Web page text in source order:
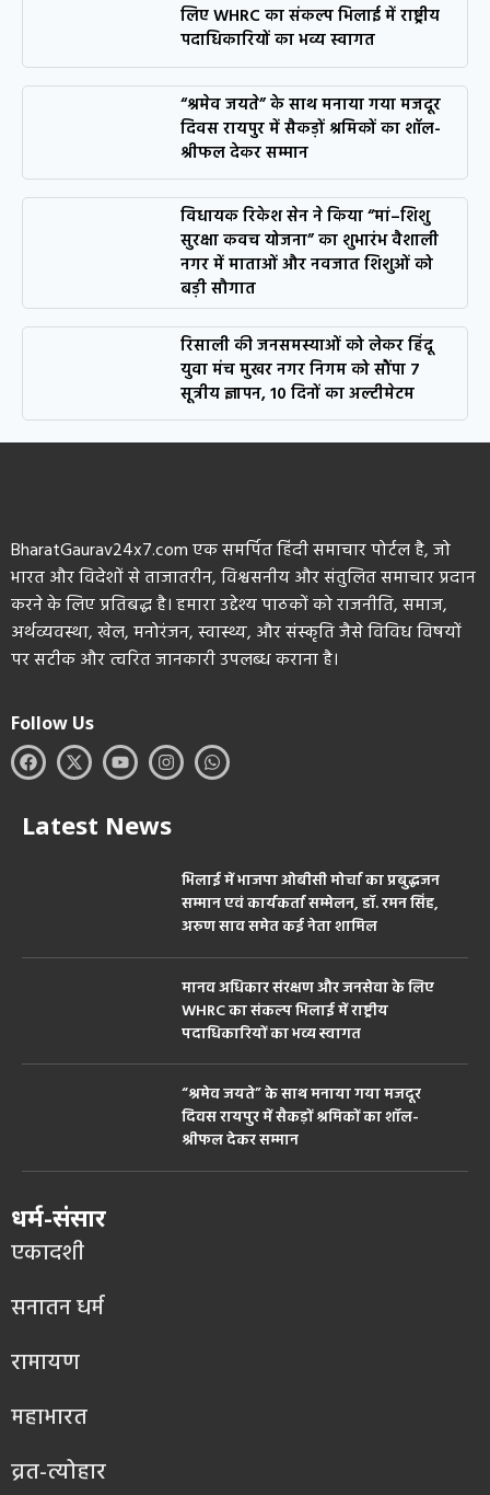
लिए WHRC का संकल्प भिलाई में राष्ट्रीय
पदाधिकारियों का भव्य स्वागत
“श्रमेव जयते” के साथ मनाया गया मजदूर
दिवस रायपुर में सैकड़ों श्रमिकों का शॉल-
श्रीफल देकर सम्मान
विधायक रिकेश सेन ने किया “मां–शिशु
सुरक्षा कवच योजना” का शुभारंभ वैशाली
नगर में माताओं और नवजात शिशुओं को
बड़ी सौगात
रिसाली की जनसमस्याओं को लेकर हिंदू
युवा मंच मुखर नगर निगम को सौंपा 7
सूत्रीय ज्ञापन, 10 दिनों का अल्टीमेटम
BharatGaurav24x7.com एक समर्पित हिंदी समाचार पोर्टल है, जो
भारत और विदेशों से ताजातरीन, विश्वसनीय और संतुलित समाचार प्रदान
करने के लिए प्रतिबद्ध है। हमारा उद्देश्य पाठकों को राजनीति, समाज,
अर्थव्यवस्था, खेल, मनोरंजन, स्वास्थ्य, और संस्कृति जैसे विविध विषयों
पर सटीक और त्वरित जानकारी उपलब्ध कराना है।
Follow Us
Latest News
भिलाई में भाजपा ओबीसी मोर्चा का प्रबुद्धजन
सम्मान एवं कार्यकर्ता सम्मेलन, डॉ. रमन सिंह,
अरुण साव समेत कई नेता शामिल
मानव अधिकार संरक्षण और जनसेवा के लिए
WHRC का संकल्प भिलाई में राष्ट्रीय
पदाधिकारियों का भव्य स्वागत
“श्रमेव जयते” के साथ मनाया गया मजदूर
दिवस रायपुर में सैकड़ों श्रमिकों का शॉल-
श्रीफल देकर सम्मान
धर्म-संसार
एकादशी
सनातन धर्म
रामायण
महाभारत
व्रत-त्योहार